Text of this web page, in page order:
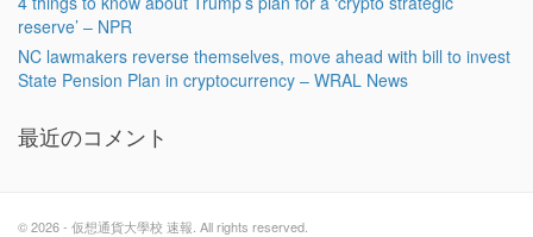
reserve’ – NPR
NC lawmakers reverse themselves, move ahead with bill to invest
State Pension Plan in cryptocurrency – WRAL News
最近のコメント
© 2026 - 仮想通貨大學校 速報. All rights reserved.